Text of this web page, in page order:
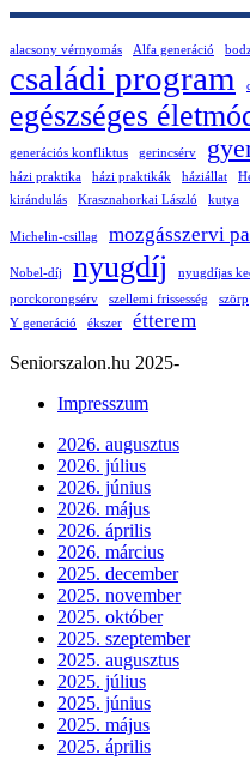
alacsony vérnyomás Alfa generáció
családi program
egészséges
generációs konfliktus gerincsérv
házi praktika
házi praktikák háziállat
kirándulás
Krasznahorkai László kutya
Michelin-csillag mozgásszervi
Nobel-díj nyugdíj nyugdíjas
porckorongsérv szellemi frissesség szörp
Y generáció
ékszer étterem
Seniorszalon.hu 2025-
Impresszum
2026. augusztus
2026. július
2026. június
2026. május
2026. április
2026. március
2025. december
2025. november
2025. október
2025. szeptember
2025. augusztus
2025. július
2025. június
2025. május
2025. április